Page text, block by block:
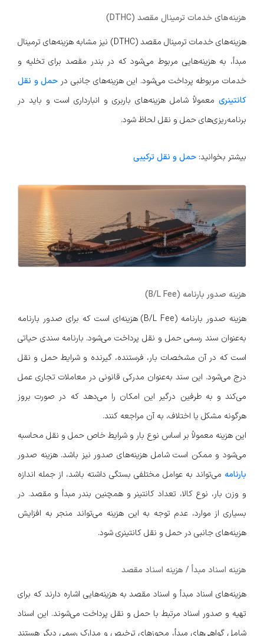
هزینه‌های خدمات ترمینال مقصد (DTHC)
هزینه‌های خدمات ترمینال مقصد (DTHC) نیز مشابه هزینه‌های ترمینال
مبدأ، به هزینه‌هایی مربوط می‌شود که در بندر مقصد برای تخلیه و
خدمات مربوطه پرداخت می‌شود. این هزینه‌های جانبی در حمل و نقل
کانتینری معمولاً شامل هزینه‌های باربری و انبارداری است و باید در
برنامه‌ریزی‌های حمل و نقل لحاظ شود.
بیشتر بخوانید: حمل و نقل ترکیبی
هزینه صدور بارنامه (B/L Fee)
هزینه صدور بارنامه (B/L Fee) هزینه‌ای است که برای صدور بارنامه
به‌عنوان سند رسمی حمل و نقل پرداخت می‌شود. بارنامه سندی حیاتی
است که در آن مشخصات بار، فرستنده، گیرنده و شرایط حمل و نقل
درج می‌شود. این سند به‌عنوان مدرکی قانونی در معاملات تجاری عمل
می‌کند و به طرفین درگیر این امکان را می‌دهد که در صورت بروز
هرگونه مشکل یا اختلاف، به آن مراجعه کنند.
این هزینه معمولاً بر اساس نوع بار و شرایط خاص حمل و نقل محاسبه
می‌شود و ممکن است شامل هزینه‌های صدور نیز باشد. هزینه صدور
بارنامه می‌تواند به عوامل مختلفی بستگی داشته باشد، از جمله اندازه
و وزن بار، نوع کالا، تعداد کانتینر و همچنین بندر مبدأ و مقصد. در
بسیاری از موارد، عدم توجه به این هزینه می‌تواند منجر به افزایش
هزینه‌های جانبی در حمل و نقل کانتینری شود.
هزینه اسناد مبدأ / هزینه اسناد مقصد
هزینه‌های اسناد مبدأ و اسناد مقصد به هزینه‌هایی اشاره دارند که برای
تهیه و صدور اسناد مرتبط با حمل و نقل پرداخت می‌شوند. این اسناد
شامل گواهی‌های مبدأ، مجوزهای ترخیص و مدارک رسمی دیگر هستند